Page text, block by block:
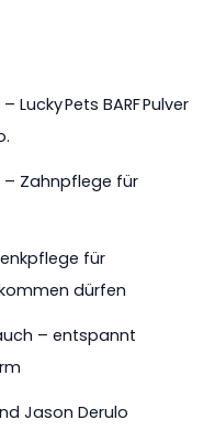
Lucky Pets BARF Pulver
– Zahnpflege für
für
dürfen
– entspannt
Jason Derulo